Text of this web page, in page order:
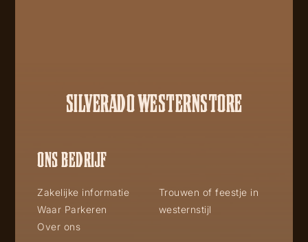
SILVERADO WESTERNSTORE
ONS BEDRIJF
Zakelijke informatie
Waar Parkeren
Over ons
Trouwen of feestje in
westernstijl